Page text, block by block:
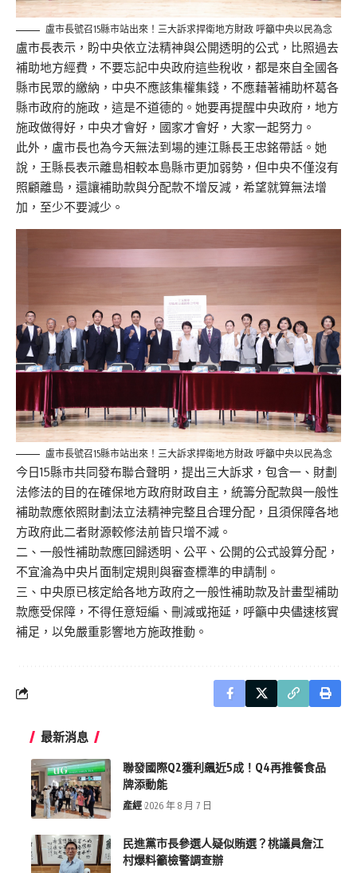
盧市長號召15縣市站出來！三大訴求捍衛地方財政 呼籲中央以民為念
盧市長表示，盼中央依立法精神與公開透明的公式，比照過去
補助地方經費，不要忘記中央政府這些稅收，都是來自全國各
縣市民眾的繳納，中央不應該集權集錢，不應藉著補助杯葛各
縣市政府的施政，這是不道德的。她要再提醒中央政府，地方
施政做得好，中央才會好，國家才會好，大家一起努力。
此外，盧市長也為今天無法到場的連江縣長王忠銘帶話。她
說，王縣長表示離島相較本島縣市更加弱勢，但中央不僅沒有
照顧離島，還讓補助款與分配款不增反減，希望就算無法增
加，至少不要減少。
盧市長號召15縣市站出來！三大訴求捍衛地方財政 呼籲中央以民為念
今日15縣市共同發布聯合聲明，提出三大訴求，包含一、財劃
法修法的目的在確保地方政府財政自主，統籌分配款與一般性
補助款應依照財劃法立法精神完整且合理分配，且須保障各地
方政府此二者財源較修法前皆只增不減。
二、一般性補助款應回歸透明、公平、公開的公式設算分配，
不宜淪為中央片面制定規則與審查標準的申請制。
三、中央原已核定給各地方政府之一般性補助款及計畫型補助
款應受保障，不得任意短編、刪減或拖延，呼籲中央儘速核實
補足，以免嚴重影響地方施政推動。
最新消息
聯發國際Q2獲利飆近5成！Q4再推餐食品
牌添動能
產經 2026 年 8 月 7 日
民進黨市長參選人疑似賄選？桃議員詹江
村爆料籲檢警調查辦